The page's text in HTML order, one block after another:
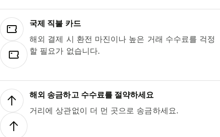
국제 직불 카드
해외 결제 시 환전 마진이나 높은 거래 수수료를 걱정
할 필요가 없습니다.
해외 송금하고 수수료를 절약하세요
거리에 상관없이 더 먼 곳으로 송금하세요.